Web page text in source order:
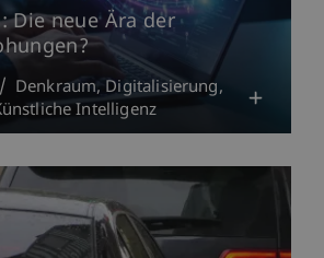
Die neue Ära der
Denkraum Digitalisierung
Intelligenz